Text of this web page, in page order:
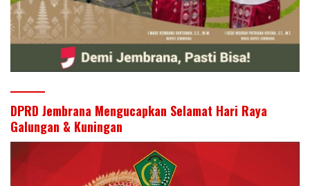
DPRD Jembrana Mengucapkan Selamat Hari Raya
Galungan & Kuningan